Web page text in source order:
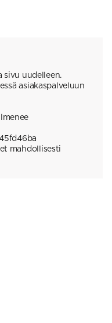
sivu uudelleen.
asiakaspalveluun
mahdollisesti